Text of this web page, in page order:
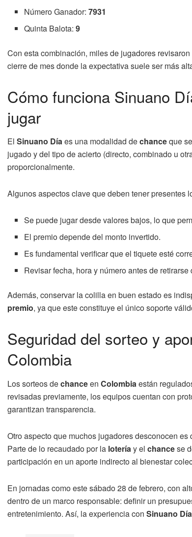
Número Ganador:7931
Quinta Balota:9
Con esta combinación, miles de jugadores
cierre de mes donde la expectativa suele ser más
Cómo funciona Sinuano
jugar
El Sinuano Díaes una modalidad dechanceque
jugado y del tipo de acierto (directo, combinado u
proporcionalmente.
Algunos aspectos clave que deben tener presentes
Se puede jugar desde valores bajos, lo que
El premio depende del monto invertido.
Es fundamental verificar que el tiquete esté
Revisar fecha, hora y número antes de retirarse
Además, conservar la colilla en buen estado es
premio, ya que este constituye el único soporte
Seguridad del sorteo y
Colombia
Los sorteos dechanceen Colombiaestán
revisadas previamente, los equipos cuentan con
garantizan transparencia.
Otro aspecto que muchos jugadores desconocen
Parte de lo recaudado por la loteríay el chancese
participación en un aporte indirecto al bienestar
En jornadas como este sábado 28 de febrero, con
dentro de un marco responsable: definir un
entretenimiento. Así, la experiencia con Sinuano Día